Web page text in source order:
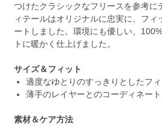
つけたクラシックなフリースを参考に
ィテールはオリジナルに忠実に、フ
ートしました。環境にも優しい、
トに暖かく仕上げました。
サイズ＆フィット
適度なゆとりのすっきりとしたフィ
薄手のレイヤーとのコーディネー
素材＆ケア方法